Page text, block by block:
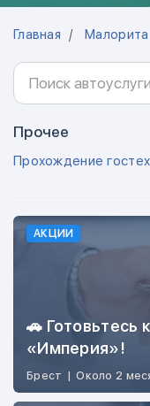
Главная Малорита
Прочее
Прохождение
АКЦИИ
🚗 Готовьтесь
«Империя»!
Брест | Около 2